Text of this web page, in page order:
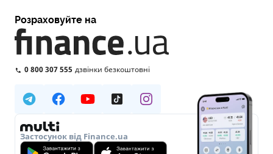
Розраховуйте на
0 800 307 555 дзвінки безкоштовні
Застосунок від Finance.ua